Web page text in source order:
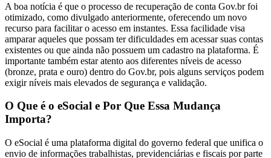
A boa notícia é que o processo de recuperação de conta Gov.br foi
otimizado, como divulgado anteriormente, oferecendo um novo
recurso para facilitar o acesso em instantes. Essa facilidade visa
amparar aqueles que possam ter dificuldades em acessar suas contas
existentes ou que ainda não possuem um cadastro na plataforma. É
importante também estar atento aos diferentes níveis de acesso
(bronze, prata e ouro) dentro do Gov.br, pois alguns serviços podem
exigir níveis mais elevados de segurança e validação.
O Que é o eSocial e Por Que Essa Mudança
Importa?
O eSocial é uma plataforma digital do governo federal que unifica o
envio de informações trabalhistas, previdenciárias e fiscais por parte